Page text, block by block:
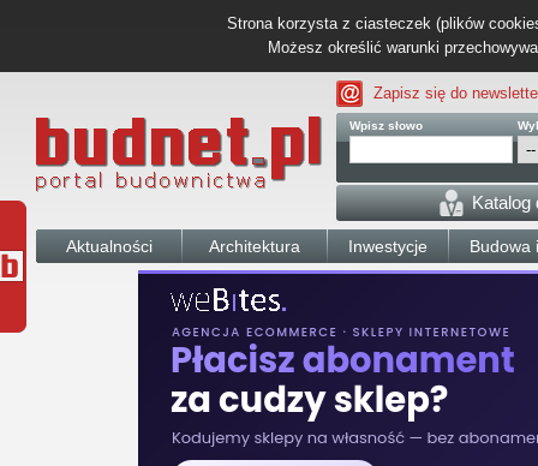
Strona korzysta z ciasteczek (plików
Możesz określić warunki
Zapisz się do
Wpisz słowo
Katalog
Aktualności Architektura Inwestycje Budowa